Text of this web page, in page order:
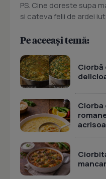
PS. Cine doreste supa
si cateva felii de ardei
Pe aceeași temă: